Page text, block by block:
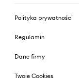
Polityka prywatności
Regulamin
Dane firmy
Twoje Cookies